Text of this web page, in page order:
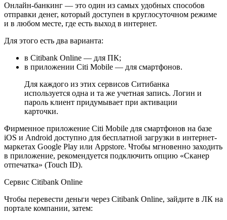
Онлайн-банкинг — это один из самых удобных способов
отправки денег, который доступен в круглосуточном режиме
и в любом месте, где есть выход в интернет.
Для этого есть два варианта:
в Citibank Online — для ПК;
в приложении Citi Mobile — для смартфонов.
Для каждого из этих сервисов Ситибанка
используется одна и та же учетная запись. Логин и
пароль клиент придумывает при активации
карточки.
Фирменное приложение Citi Mobile для смартфонов на базе
iOS и Android доступно для бесплатной загрузки в интернет-
маркетах Google Play или Appstore. Чтобы мгновенно заходить
в приложение, рекомендуется подключить опцию «Сканер
отпечатка» (Touch ID).
Сервис Citibank Online
Чтобы перевести деньги через Citibank Online, зайдите в ЛК на
портале компании, затем: